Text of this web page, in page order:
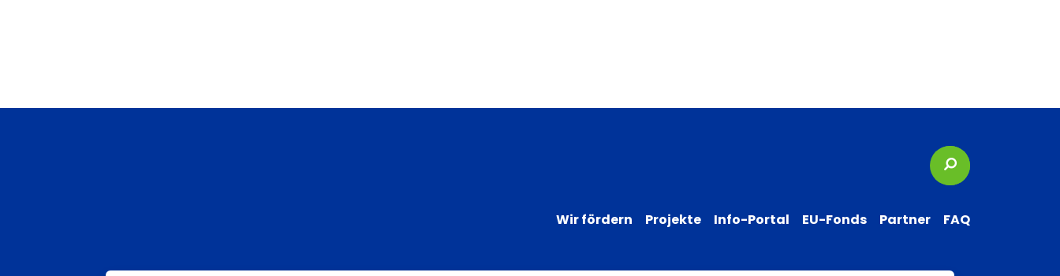
Suchbegriffe
Wir fördern Projekte Info-Portal EU-Fonds Partner FAQ